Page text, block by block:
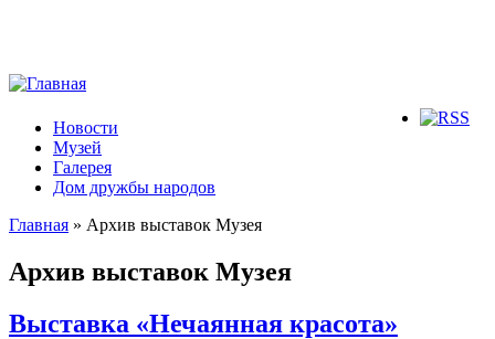
Новости
Музей
Галерея
Дом дружбы народов
Главная » Архив выставок Музея
Архив выставок Музея
Выставка «Нечаянная красота»